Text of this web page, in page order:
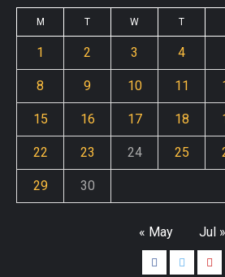
M T W T
1 2 3 4
8 9 10 11
15 16 17 18
22 23 24 25
29 30
« May Jul »